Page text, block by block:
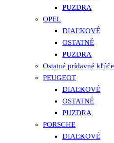
PUZDRA
OPEL
DIAĽKOVÉ
OSTATNÉ
PUZDRA
Ostatné prídavné kľúče
PEUGEOT
DIAĽKOVÉ
OSTATNÉ
PUZDRA
PORSCHE
DIAĽKOVÉ